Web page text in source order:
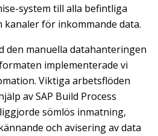
system till alla befintliga
för inkommande data.
den manuella datahanteringen
implementerade vi
Viktiga arbetsflöden
av SAP Build Process
sömlös inmatning,
och avisering av data